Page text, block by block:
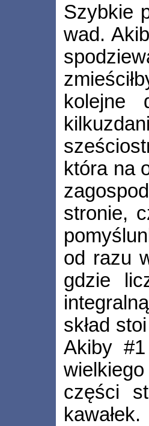
Szybkie
wad.
kolejne
która na
stronie,
od razu
gdzie
skład
Akiby
części
kawałek.